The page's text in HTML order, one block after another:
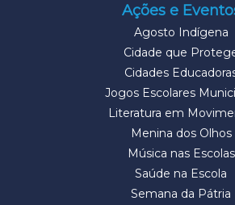
Ações e
Agosto Indígena
Cidade que
Cidades
Jogos Escolares
Literatura em
Menina dos Olhos
Música nas Escolas
Saúde na Escola
Semana da Pátria